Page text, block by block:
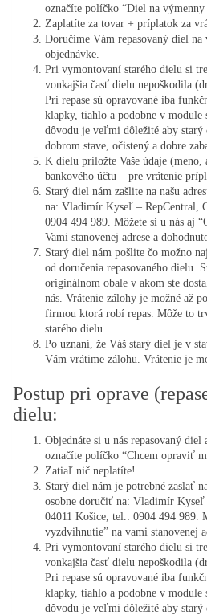
označíte políčko “Diel na výmenny
Zaplatíte za tovar + príplatok za
Doručíme Vám repasovaný diel na
objednávke.
Pri vymontovaní starého dielu si
vonkajšia časť dielu nepoškodila
Pri repase sú opravované iba
klapky, tiahlo a podobne v module
dôvodu je veľmi dôležité aby
dobrom stave, očistený a dobre
K dielu priložte Vaše údaje (meno,
bankového účtu – pre vrátenie
Starý diel nám zašlite na našu
na: Vladimír Kyseľ – RepCentral,
0904 494 989. Môžete si u nás aj
Vami stanovenej adrese a
Starý diel nám pošlite čo možno
od doručenia repasovaného dielu.
originálnom obale v akom ste
nás. Vrátenie zálohy je možné až
firmou ktorá robí repas. Môže to
starého dielu.
Po uznaní, že Váš starý diel je v
Vám vrátime zálohu. Vrátenie je
Postup pri oprave
dielu:
Objednáte si u nás repasovaný
označíte políčko “Chcem opraviť
Zatiaľ nič neplatíte!
Starý diel nám je potrebné zaslať
osobne doručiť na: Vladimír Kyseľ
04011 Košice, tel.: 0904 494 989.
vyzdvihnutie” na vami stanovenej
Pri vymontovaní starého dielu si
vonkajšia časť dielu nepoškodila
Pri repase sú opravované iba
klapky, tiahlo a podobne v module
dôvodu je veľmi dôležité aby